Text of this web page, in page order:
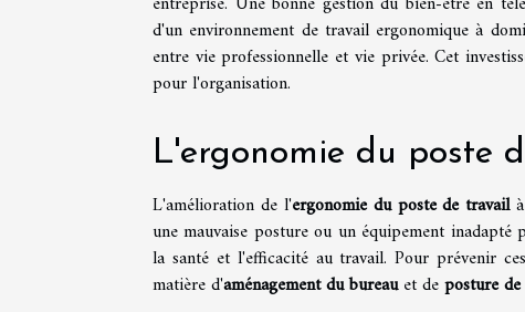
d'un environnement de travail ergonomique à
entre vie professionnelle et vie privée. Cet
pour l'organisation.
L'ergonomie du poste
L'amélioration de l'ergonomie du poste de travailà
une mauvaise posture ou un équipement inadapté
la santé et l'efficacité au travail. Pour prévenir
matière d'aménagement du bureauet deposture